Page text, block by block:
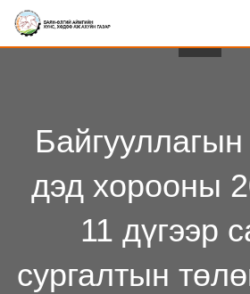
Skip
дэд хорооны
11 дүгээр
сургалтын